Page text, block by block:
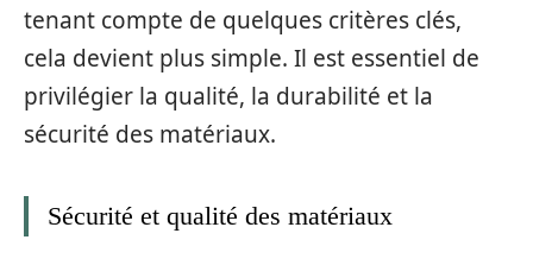
tenant compte de quelques critères clés,
cela devient plus simple. Il est essentiel de
privilégier la qualité, la durabilité et la
sécurité des matériaux.
Sécurité et qualité des matériaux